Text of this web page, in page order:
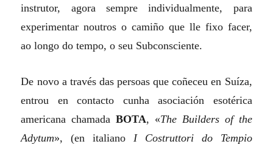
instrutor, agora sempre individualmente, para
experimentar noutros o camiño que lle fixo facer,
ao longo do tempo, o seu Subconsciente.
De novo a través das persoas que coñeceu en Suíza,
entrou en contacto cunha asociación esotérica
americana chamadaBOTA, «The Builders of the
Adytum», (en italiano I Costruttorido Tempio